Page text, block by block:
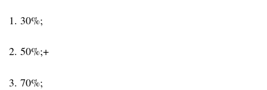
1. 30%;
2. 50%;+
3. 70%;